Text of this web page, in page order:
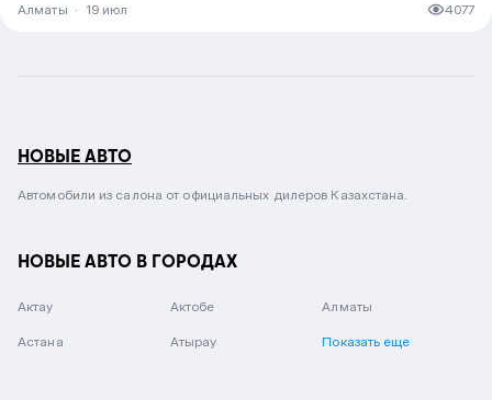
Алматы · 19 июл 4077
НОВЫЕ АВТО
Автомобили из салона от официальных дилеров Казахстана.
НОВЫЕ АВТО В ГОРОДАХ
Актау Актобе Алматы
Астана Атырау Показать еще